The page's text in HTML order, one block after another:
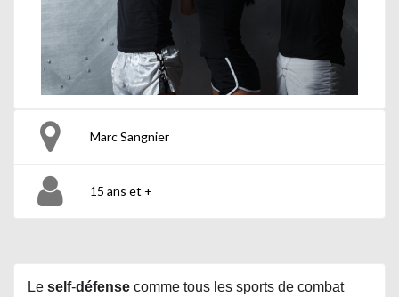
Marc Sangnier
15 ans et +
Le self-défense comme tous les sports de combat